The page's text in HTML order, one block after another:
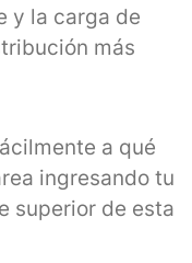
y la carga de
más
a qué
ingresando tu
superior de esta